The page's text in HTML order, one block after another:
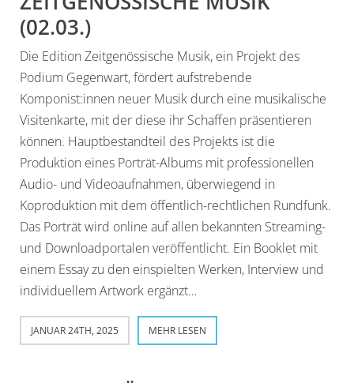
(02.03.)
Die Edition Zeitgenössische Musik, ein Projekt des
Podium Gegenwart, fördert aufstrebende
Komponist:innen neuer Musik durch eine musikalische
Visitenkarte, mit der diese ihr Schaffen präsentieren
können. Hauptbestandteil des Projekts ist die
Produktion eines Porträt-Albums mit professionellen
Audio- und Videoaufnahmen, überwiegend in
Koproduktion mit dem öffentlich-rechtlichen Rundfunk.
Das Porträt wird online auf allen bekannten Streaming-
und Downloadportalen veröffentlicht. Ein Booklet mit
einem Essay zu den einspielten Werken, Interview und
individuellem Artwork ergänzt…
JANUAR 24TH, 2025 MEHR LESEN